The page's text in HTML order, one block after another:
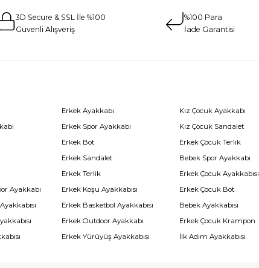
3D Secure & SSL İle %100
Güvenli Alışveriş
%100 Para
İade Garantisi
Ayakkabı
Erkek Ayakkabı
Erkek Spor Ayakkabı
Erkek Bot
Erkek Sandalet
Erkek Terlik
Erkek Koşu Ayakkabısı
Erkek Basketbol Ayakkabısı
Erkek Outdoor Ayakkabı
Erkek Yürüyüş Ayakkabısı
Kız Çocuk Ayakkabı
Kız Çocuk Sandalet
Erkek Çocuk Terlik
Bebek Spor Ayakkabı
Erkek Çocuk Ayakkabısı
Erkek Çocuk Bot
Bebek Ayakkabısı
Erkek Çocuk Krampon
İlk Adım Ayakkabısı